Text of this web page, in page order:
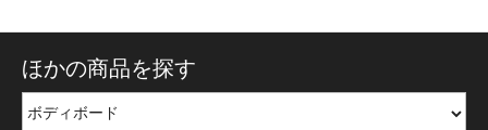
ほかの商品を探す